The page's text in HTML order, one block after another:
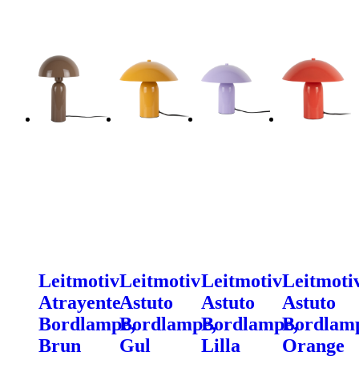
Leitmotiv
Atrayente
Bordlampe,
Brun
Leitmotiv
Astuto
Bordlampe,
Gul
Leitmotiv
Astuto
Bordlampe,
Lilla
Astuto
Orange